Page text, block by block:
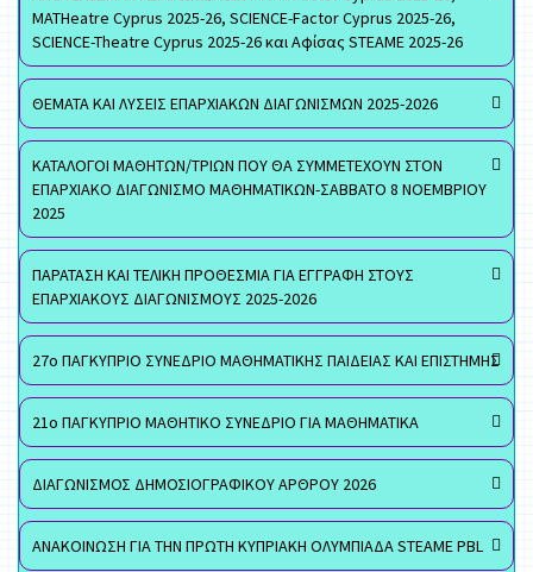
MATHeatre Cyprus 2025-26, SCIENCE-Factor Cyprus 2025-26,
SCIENCE-Theatre Cyprus 2025-26 και Αφίσας STEAME 2025-26
ΘΕΜΑΤΑ ΚΑΙ ΛΥΣΕΙΣ ΕΠΑΡΧΙΑΚΩΝ ΔΙΑΓΩΝΙΣΜΩΝ 2025-2026
ΚΑΤΑΛΟΓΟΙ ΜΑΘΗΤΩΝ/ΤΡΙΩΝ ΠΟΥ ΘΑ ΣΥΜΜΕΤΕΧΟΥΝ ΣΤΟΝ
ΕΠΑΡΧΙΑΚΟ ΔΙΑΓΩΝΙΣΜΟ ΜΑΘΗΜΑΤΙΚΩΝ-ΣΑΒΒΑΤΟ 8 ΝΟΕΜΒΡΙΟΥ
2025
ΠΑΡΑΤΑΣΗ ΚΑΙ ΤΕΛΙΚΗ ΠΡΟΘΕΣΜΙΑ ΓΙΑ ΕΓΓΡΑΦΗ ΣΤΟΥΣ
ΕΠΑΡΧΙΑΚΟΥΣ ΔΙΑΓΩΝΙΣΜΟΥΣ 2025-2026
27ο ΠΑΓΚΥΠΡΙΟ ΣΥΝΕΔΡΙΟ ΜΑΘΗΜΑΤΙΚΗΣ ΠΑΙΔΕΙΑΣ ΚΑΙ ΕΠΙΣΤΗΜΗΣ
21ο ΠΑΓΚΥΠΡΙΟ ΜΑΘΗΤΙΚΟ ΣΥΝΕΔΡΙΟ ΓΙΑ ΜΑΘΗΜΑΤΙΚΑ
ΔΙΑΓΩΝΙΣΜΟΣ ΔΗΜΟΣΙΟΓΡΑΦΙΚΟΥ ΑΡΘΡΟΥ 2026
ΑΝΑΚΟΙΝΩΣΗ ΓΙΑ ΤΗΝ ΠΡΩΤΗ ΚΥΠΡΙΑΚΗ ΟΛΥΜΠΙΑΔΑ STEAME PBL